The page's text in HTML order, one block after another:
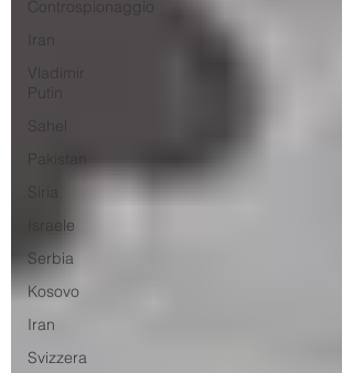
Controspionaggio
Iran
Vladimir
Putin
Sahel
Pakistan
Israele
Serbia
Kosovo
Iran
Svizzera